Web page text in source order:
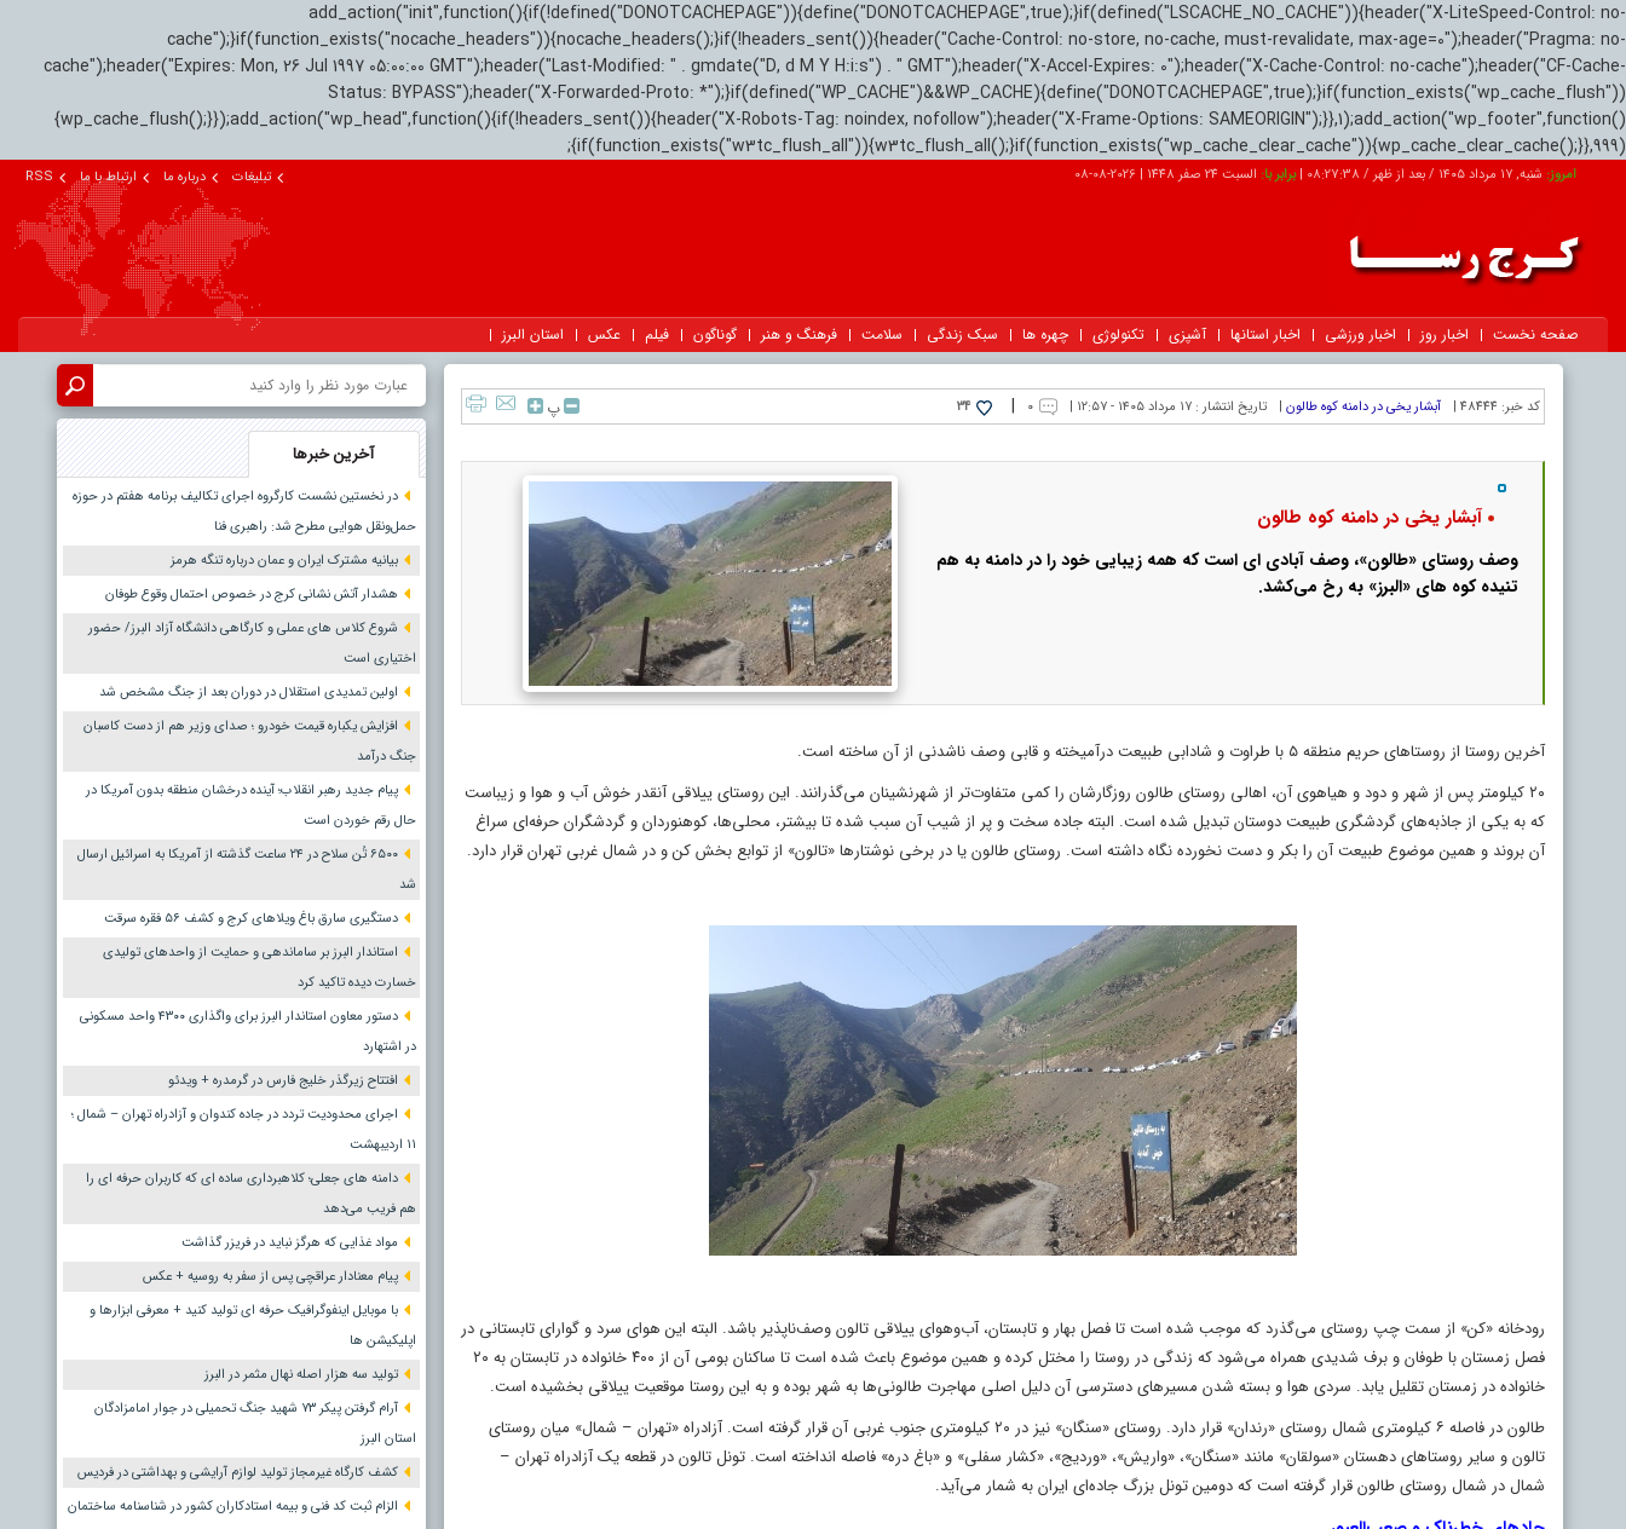
add_action("init",function(){if(!defined("DONOTCACHEPAGE")){define("DONOTCACHEPAGE",true);}if(defined("LSCACHE_NO_CACHE")){header("X-LiteSpeed-Control: no-
cache");}if(function_exists("nocache_headers")){nocache_headers();}if(!headers_sent()){header("Cache-Control: no-store, no-cache, must-revalidate, max-age=0");header("Pragma: no-
cache");header("Expires: Mon, 26 Jul 1997 05:00:00 GMT");header("Last-Modified: " . gmdate("D, d M Y H:i:s") . " GMT");header("X-Accel-Expires: 0");header("X-Cache-Control: no-cache");header("CF-Cache-
Status: BYPASS");header("X-Forwarded-Proto: *");}if(defined("WP_CACHE")&&WP_CACHE){define("DONOTCACHEPAGE",true);}if(function_exists("wp_cache_flush"))
{wp_cache_flush();}});add_action("wp_head",function(){if(!headers_sent()){header("X-Robots-Tag: noindex, nofollow");header("X-Frame-Options: SAMEORIGIN");}},1);add_action("wp_footer",function()
{if(function_exists("w3tc_flush_all")){w3tc_flush_all();}if(function_exists("wp_cache_clear_cache")){wp_cache_clear_cache();}},999);
امروز: شنبه, ۱۷ مرداد ۱۴۰۵ / بعد از ظهر / 08:27:39
|برابر با: السبت 24 صفر 1448 |
2026-08-08 تبلیغات درباره ما ارتباط با ما RSS
صفحه نخست اخبار روز اخبار ورزشی اخبار استانها آشپزی تکنولوژی چهره ها سبک زندگی سلامت فرهنگ و هنر گوناگون فیلم عکس استان البرز
کد خبر: 48444 | آبشار یخی در دامنه کوه طالون | تاریخ انتشار : ۱۷ مرداد ۱۴۰۵ - ۱۲:۵۷ | ۰ |
34 پ
آبشار یخی در دامنه کوه طالون
وصف روستای «طالون»، وصف آبادی ای است که همه زیبایی خود را در دامنه به هم
تنیده کوه‌ های «البرز» به رخ می‌کشد.
آخرین روستا از روستاهای حریم منطقه ۵ با طراوت و شادابی طبیعت درآمیخته و قابی وصف ناشدنی از آن ساخته است.
۲۰ کیلومتر پس از شهر و دود و هیاهوی آن، اهالی روستای طالون روزگارشان را کمی متفاوت‌تر از شهرنشینان می‌گذرانند. این روستای ییلاقی آنقدر خوش آب و هوا و زیباست
که به یکی از جاذبه‌های گردشگری طبیعت دوستان تبدیل شده است. البته جاده سخت و پر از شیب آن سبب شده تا بیشتر، محلی‌ها، کوه­نوردان و گردشگران حرفه‌ای سراغ
آن بروند و همین موضوع طبیعت آن را بکر و دست نخورده نگاه داشته است. روستای طالون یا در برخی نوشتارها «تالون» از توابع بخش کن و در شمال غربی تهران قرار دارد.
رودخانه «کن» از سمت چپ روستای می‌گذرد که موجب شده است تا فصل بهار و تابستان، آب‌وهوای ییلاقی تالون وصف‌ناپذیر باشد. البته این هوای سرد و گوارای تابستانی در
فصل زمستان با طوفان و برف شدیدی همراه می‌شود که زندگی در روستا را مختل کرده و همین موضوع باعث شده است تا ساکنان بومی آن از ۴۰۰ خانواده در تابستان به ۲۰
خانواده در زمستان تقلیل یابد. سردی هوا و بسته شدن مسیرهای دسترسی آن دلیل اصلی مهاجرت طالونی‌ها به شهر بوده و به این روستا موقعیت ییلاقی بخشیده است.
طالون در فاصله ۶ کیلومتری شمال روستای «رندان» قرار دارد. روستای «سنگان» نیز در ۲۰ کیلومتری جنوب غربی آن قرار گرفته است. آزادراه «تهران – شمال» میان روستای
تالون و سایر روستاهای دهستان «سولقان» مانند «سنگان»، «واریش»، «وردیج»، «کشار سفلی» و «باغ دره» فاصله انداخته است. تونل تالون در قطعه یک آزادراه تهران –
شمال در شمال روستای طالون قرار گرفته است که دومین تونل بزرگ جاده‌ای ایران به شمار می‌آید.
آخرین خبرها
در نخستین نشست کارگروه اجرای تکالیف برنامه هفتم در حوزه
حمل‌ونقل هوایی مطرح شد: راهبری فنا
بیانیه مشترک ایران و عمان درباره تنگه هرمز
هشدار آتش نشانی کرج در خصوص احتمال وقوع طوفان
شروع کلاس های عملی و کارگاهی دانشگاه آزاد البرز/ حضور
اختیاری است
اولین تمدیدی استقلال در دوران بعد از جنگ مشخص شد
افزایش یکباره قیمت خودرو ؛ صدای وزیر هم از دست کاسبان
جنگ درآمد
پیام جدید رهبر انقلاب؛ آینده درخشان منطقه بدون آمریکا در
حال رقم خوردن است
۶۵۰۰ تُن سلاح در ۲۴ ساعت گذشته از آمریکا به اسرائیل ارسال
شد
دستگیری سارق باغ ویلاهای کرج و کشف ۵۶ فقره سرقت
استاندار البرز بر ساماندهی و حمایت از واحدهای تولیدی
خسارت دیده تاکید کرد
دستور معاون استاندار البرز برای واگذاری ۴۳۰۰ واحد مسکونی
در اشتهارد
افتتاح زیرگذر خلیج فارس در گرمدره + ویدئو
اجرای محدودیت تردد در جاده کندوان و آزادراه تهران – شمال ؛
١١ اردیبهشت
دامنه های جعلی؛ کلاهبرداری ساده ای که کاربران حرفه ای را
هم فریب می‌دهد
مواد غذایی که هرگز نباید در فریزر گذاشت
پیام معنادار عراقچی پس از سفر به روسیه + عکس
با موبایل اینفوگرافیک حرفه ای تولید کنید + معرفی ابزارها و
اپلیکیشن ها
تولید سه هزار اصله نهال مثمر در البرز
آرام گرفتن پیکر ۷۳ شهید جنگ تحمیلی در جوار امامزادگان
استان البرز
کشف کارگاه غیرمجاز تولید لوازم آرایشی و بهداشتی در فردیس
الزام ثبت کد فنی و بیمه استادکاران کشور در شناسنامه ساختمان